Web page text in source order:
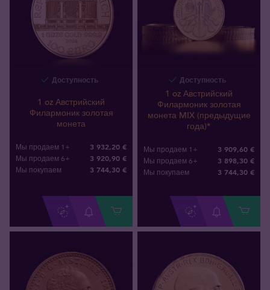
Доступность
1 oz Австрийский
Филармоник золотая
монета
Мы продаем 1+ 3 932,20 €
Мы продаем 6+ 3 920,90 €
Мы покупаем 3 744,30 €
Доступность
1 oz Австрийский
Филармоник золотая
монета MIX (предыдущие
года)*
Мы продаем 1+ 3 909,60 €
Мы продаем 6+ 3 898,30 €
Мы покупаем 3 744,30 €